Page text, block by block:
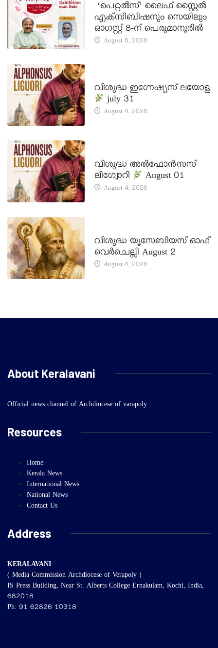
‘പെറ്റൽസ്’ ലൈഫ് സ്റ്റൈൽ
എക്സിബിഷനും സെയിലും
ഓഗസ്റ്റ് 8-ന് പെരുമാനൂരിൽ
August 5, 2026
വിശുദ്ധ ഇഗ്നേഷ്യസ് ലയോള
july 31
August 4, 2026
വിശുദ്ധ അൽഫോൻസസ്
ലിഗ്വോറി
August 01
August 4, 2026
വിശുദ്ധ യൂസേബിയസ് ഓഫ്
വെർചെല്ലി August 2
August 4, 2026
About Keralavani
Official news channel of Archdiocese of varapoly.
Resources
Home
Kerala News
International News
National News
Contact Us
Address
KERALAVANI
( Media Commission Archdiocese of Verapoly )
IS Press Building, Near St. Alberts College Ernakulam, Kochi, India,
682018
Ph: 91 62826 10318